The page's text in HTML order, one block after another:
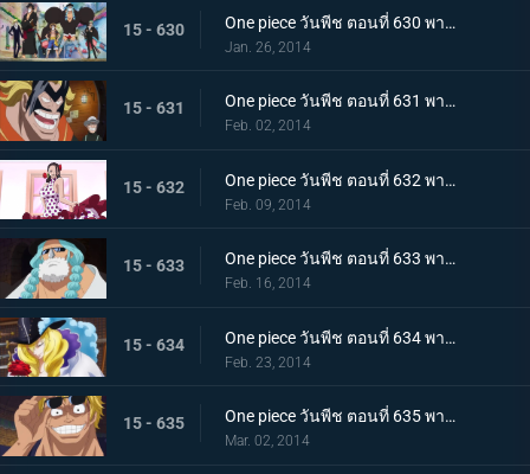
15 - 630 One piece วันพีช ตอนที่ 630 พากย์ไทย ออกผจญภัย! ประเทศแห่งความรัก และ ความรู้สึกแรงกล้า เดรสโรซ่า
Jan. 26, 2014
15 - 631 One piece วันพีช ตอนที่ 631 พากย์ไทย ความบ้าระห่ำที่คอร์ริด้า โคลอสเซียม
Feb. 02, 2014
15 - 632 One piece วันพีช ตอนที่ 632 พากย์ไทย รักสุดอันตราย สาวนักเต้นไวโอเล็ต
Feb. 09, 2014
15 - 633 One piece วันพีช ตอนที่ 633 พากย์ไทย นักสู้ลึกลับสุดแกร่ง! ลูซี่ออกโรงแล้ว
Feb. 16, 2014
15 - 634 One piece วันพีช ตอนที่ 634 พากย์ไทย คุณชายโจรสลัด คาเวนดิช
Feb. 23, 2014
15 - 635 One piece วันพีช ตอนที่ 635 พากย์ไทย ชะตาชักนำอีกครั้ง ไฮยีน่า เบลลามี่
Mar. 02, 2014